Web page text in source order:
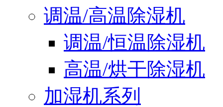
调温/高温除湿机
调温/恒温除湿机
高温/烘干除湿机
加湿机系列